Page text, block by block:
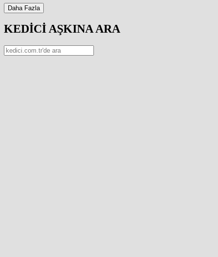
Daha Fazla
KEDİCİ AŞKINA ARA